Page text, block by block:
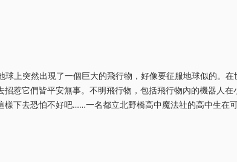
球上突然出現了一個巨大的飛行物，好像要征服地球似的。
惹它們皆平安無事。不明飛行物，包括飛行物內的機器人
樣下去恐怕不好吧……一名都立北野橋高中魔法社的高中生在